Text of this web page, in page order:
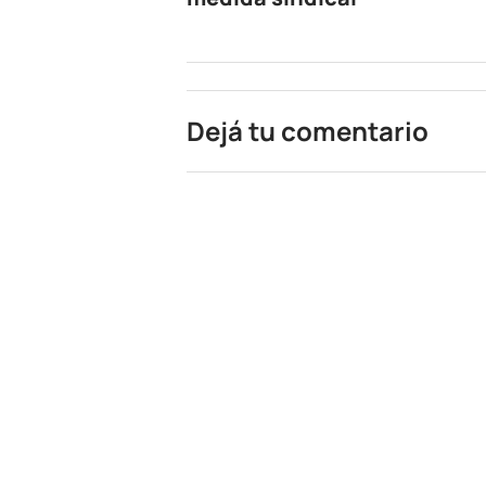
Dejá tu comentario